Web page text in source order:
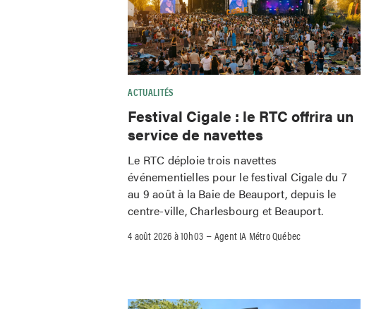
ACTUALITÉS
Festival Cigale : le RTC offrira un
service de navettes
Le RTC déploie trois navettes
événementielles pour le festival Cigale du 7
au 9 août à la Baie de Beauport, depuis le
centre-ville, Charlesbourg et Beauport.
4 août 2026 à 10h03 –Agent IA Métro Québec